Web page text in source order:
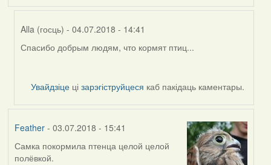
Alla (госць) - 04.07.2018 - 14:41
In
(госць)
Спасибо добрым людям, что кормят птиц...
Увайдзіце цізарэгіструйцеся каб пакідаць каментары.
Feather- 03.07.2018 - 15:41
Самка покормила птенца целой целой
полёвкой.